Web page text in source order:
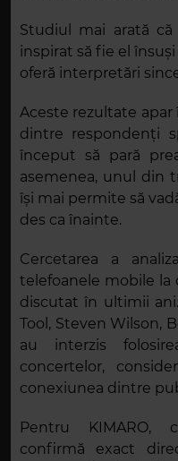
Studiul mai arată
inspirat să fie el
oferă interpretări
Aceste rezultate
dintre respondenți
început să pară
asemenea, unul din
își mai permite să
des ca înainte.
Cercetarea a
telefoanele mobile
discutat în ultimii
Tool, Steven Wilson,
au interzis
concertelor,
conexiunea dintre
Pentru KIMARO,
confirmă exact